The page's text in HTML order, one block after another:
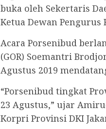
buka oleh Sekertaris
Ketua Dewan
Acara Porsenibud
(GOR) Soemantri
Agustus 2019
“Porsenibud tingkat
23 Agustus,” ujar
Korpri Provinsi DKI